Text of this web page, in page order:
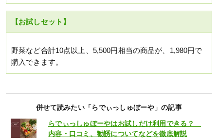
【お試しセット】
野菜など合計10点以上、5,500円相当の商品が、1,980円で
購入できます。
併せて読みたい「らでぃっしゅぼーや」の記事
らでぃっしゅぼーやはお試しだけ利用できる？
内容・口コミ、勧誘についてなどを徹底解説